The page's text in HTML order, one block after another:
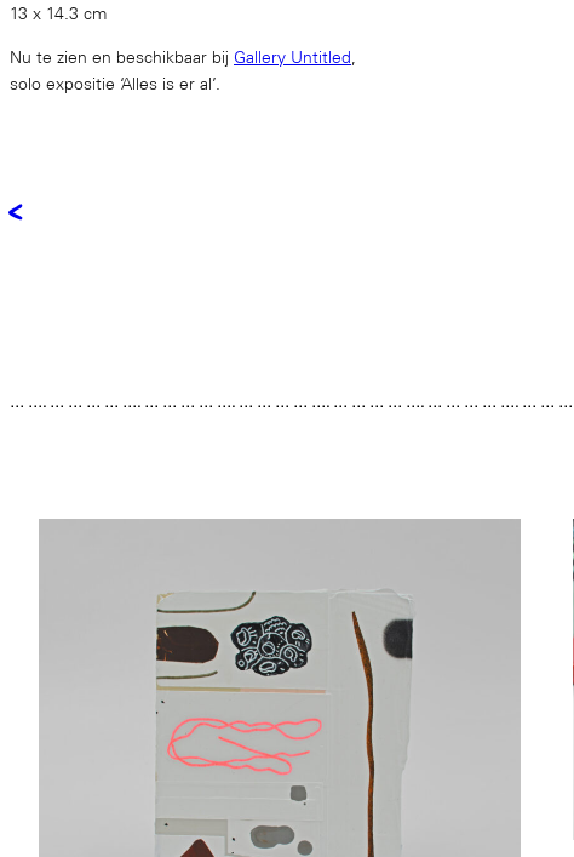
13 x 14.3 cm
Nu te zien en beschikbaar bij Gallery Untitled,
solo expositie ‘Alles is er al’.
<
… …. … … … … …. … … … … …. … … … … …. … … … … …. … … … … …. … …